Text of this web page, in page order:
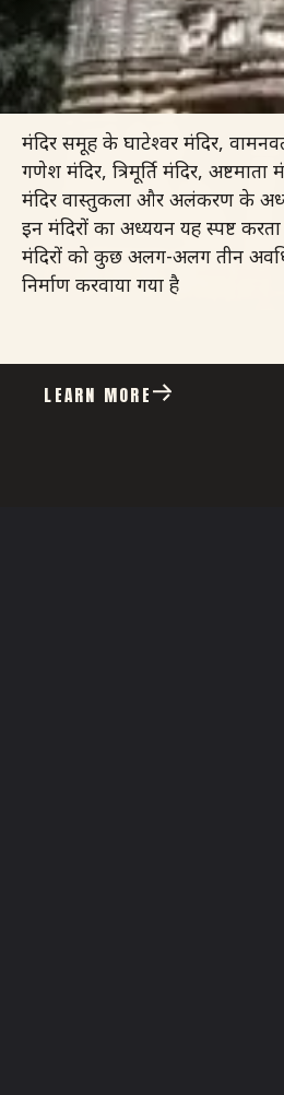
मंदिर समूह के घाटेश्वर मंदिर,
गणेश मंदिर, त्रिमूर्ति मंदिर,
मंदिर वास्तुकला और अलंकरण के
इन मंदिरों का अध्ययन यह स्पष्ट
मंदिरों को कुछ अलग-अलग तीन
निर्माण करवाया गया है
LEARN MORE